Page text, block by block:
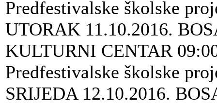
Predfestivalske školske
UTORAK 11.10.2016.
KULTURNI CENTAR
Predfestivalske školske
SRIJEDA 12.10.2016.